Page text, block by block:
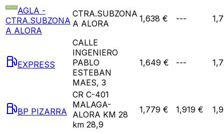
AGLA -
CTRA.SUBZONA
A ALORA
CTRA.SUBZONA
A ALORA
1,638 € ---
EXPRESS
CALLE
INGENIERO
PABLO
ESTEBAN
MAES, 3
1,649 € ---
BP PIZARRA
CR C-401
MALAGA-
ALORA KM 28
km 28,9
1,779 € 1,919 €